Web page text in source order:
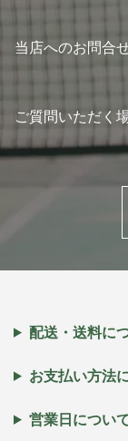
当店へのお問合
ご質問いただく
配送・送料に
お支払い方法
営業日につい